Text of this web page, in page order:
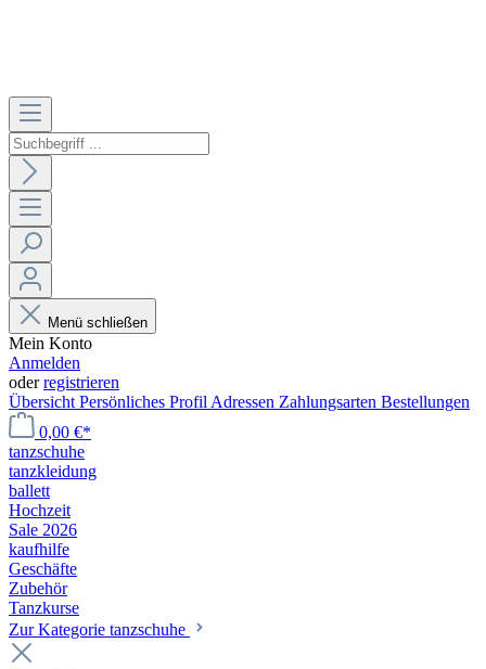
Menü schließen
Mein Konto
Anmelden
oderregistrieren
Übersicht Persönliches Profil Adressen Zahlungsarten Bestellungen
0,00 €*
tanzschuhe
tanzkleidung
ballett
Hochzeit
Sale 2026
kaufhilfe
Geschäfte
Zubehör
Tanzkurse
Zur Kategorie tanzschuhe